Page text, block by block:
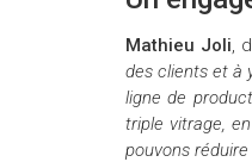
Mathieu Joli,
des clients et à
ligne de
triple vitrage,
pouvons